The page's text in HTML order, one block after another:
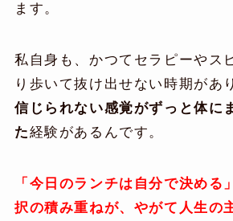
ます。
私自身も、かつてセラピーやス
り歩いて抜け出せない時期があ
信じられない感覚がずっと体に
た経験があるんです。
「今日のランチは自分で決める
択の積み重ねが、やがて人生の